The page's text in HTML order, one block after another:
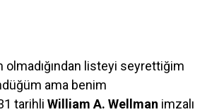
listeyi seyrettiğim
ama benim
tarihli William A. Wellman imzalı